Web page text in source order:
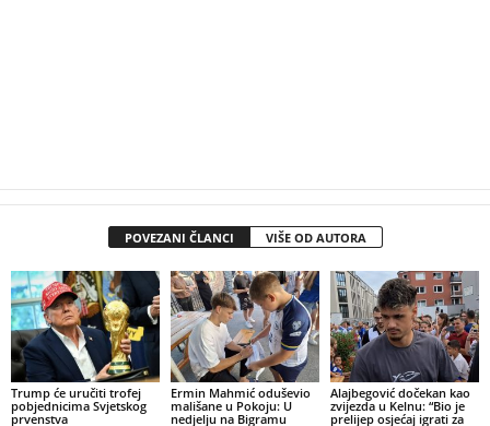
POVEZANI ČLANCI VIŠE OD AUTORA
Trump će uručiti trofej
pobjednicima Svjetskog
prvenstva
Ermin Mahmić oduševio
mališane u Pokoju: U
nedjelju na Bigramu
Alajbegović dočekan kao
zvijezda u Kelnu: “Bio je
prelijep osjećaj igrati za